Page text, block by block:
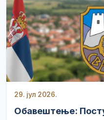
29. јул 2026.
Обавештење: